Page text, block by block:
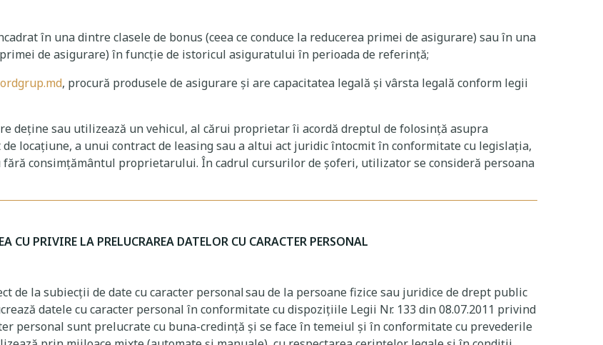
în una dintre clasele de bonus (ceea ce conduce la reducerea primei de asigurare) sau în una
de asigurare) în funcție de istoricul asiguratului în perioada de referință;
, procură produsele de asigurare și are capacitatea legală și vârsta legală conform legii
deține sau utilizează un vehicul, al cărui proprietar îi acordă dreptul de folosință asupra
locațiune, a unui contract de leasing sau a altui act juridic întocmit în conformitate cu legislația,
fără consimțământul proprietarului. În cadrul cursurilor de șoferi, utilizator se consideră persoana
CU PRIVIRE LA PRELUCRAREA DATELOR CU CARACTER PERSONAL
de la subiecții de date cu caracter personal sau de la persoane fizice sau juridice de drept public
datele cu caracter personal în conformitate cu dispozițiile Legii Nr. 133 din 08.07.2011 privind
personal sunt prelucrate cu buna-credință și se face în temeiul și în conformitate cu prevederile